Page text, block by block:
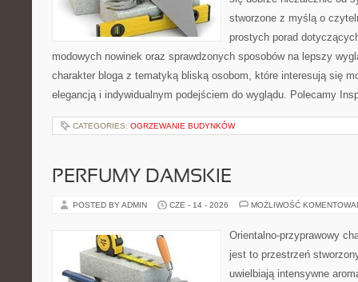
stworzone z myślą o
prostych porad
modowych nowinek oraz sprawdzonych sposobów na lepszy
charakter bloga z tematyką bliską osobom, które interesują się
elegancją i indywidualnym podejściem do wyglądu. Polecamy
CATEGORIES: OGRZEWANIE BUDYNKÓW
PERFUMY DAMSKIE
POSTED BY ADMIN CZE - 14 - 2026 MOŻLIWOŚĆ
Orientalno-przyprawowy
jest to przestrzeń
uwielbiają intensywne